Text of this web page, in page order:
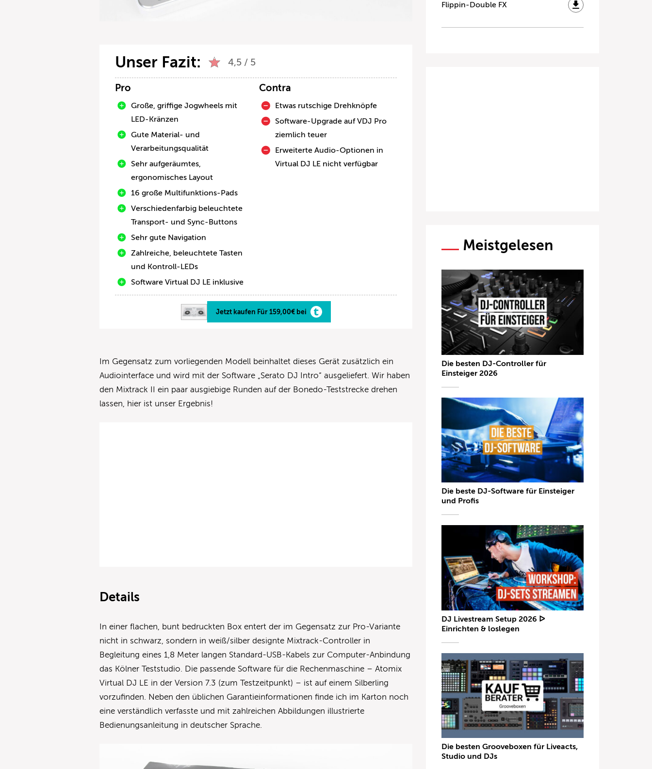
Unser Fazit: 4,5 / 5
Pro
Große, griffige Jogwheels mit
LED-Kränzen
Gute Material- und
Verarbeitungsqualität
Sehr aufgeräumtes,
ergonomisches Layout
16 große Multifunktions-Pads
Verschiedenfarbig beleuchtete
Transport- und Sync-Buttons
Sehr gute Navigation
Zahlreiche, beleuchtete Tasten
und Kontroll-LEDs
Software Virtual DJ LE inklusive
Contra
Etwas rutschige Drehknöpfe
Software-Upgrade auf VDJ Pro
ziemlich teuer
Erweiterte Audio-Optionen in
Virtual DJ LE nicht verfügbar
Jetzt kaufen Für 159,00€ bei
Im Gegensatz zum vorliegenden Modell beinhaltet dieses Gerät zusätzlich ein
Audiointerface und wird mit der Software „Serato DJ Intro“ ausgeliefert. Wir haben
den Mixtrack II ein paar ausgiebige Runden auf der Bonedo-Teststrecke drehen
lassen, hier ist unser Ergebnis!
Details
In einer flachen, bunt bedruckten Box entert der im Gegensatz zur Pro-Variante
nicht in schwarz, sondern in weiß/silber designte Mixtrack-Controller in
Begleitung eines 1,8 Meter langen Standard-USB-Kabels zur Computer-Anbindung
das Kölner Teststudio. Die passende Software für die Rechenmaschine – Atomix
Virtual DJ LE in der Version 7.3 (zum Testzeitpunkt) – ist auf einem Silberling
vorzufinden. Neben den üblichen Garantieinformationen finde ich im Karton noch
eine verständlich verfasste und mit zahlreichen Abbildungen illustrierte
Bedienungsanleitung in deutscher Sprache.
Flippin-Double FX
Meistgelesen
Die besten DJ-Controller für
Einsteiger 2026
Die beste DJ-Software für Einsteiger
und Profis
DJ Livestream Setup 2026 ᐅ
Einrichten & loslegen
Die besten Grooveboxen für Liveacts,
Studio und DJs